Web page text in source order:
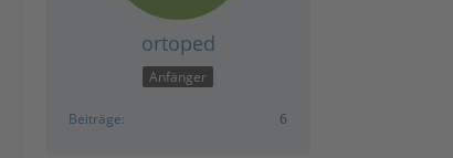
ortoped
Anfänger
Beiträge 6